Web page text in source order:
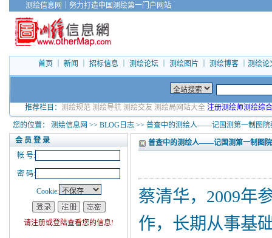
测绘信息网 努力打造中国测绘第一门户网站
首页 新闻 招标信息｜ 测绘论坛｜ 测绘图片 测绘博客｜ 测绘论
推荐栏目： 测绘规范 测绘导航 测绘交友 测绘局网站大全 注册测绘师测绘综
您的位置： 测绘信息网 >> BLOG日志 >> 普查中的测绘人——记国测第一制图院
会 员 登 录
帐 号:
密 码:
Cookie:
请注册或登陆查看您的信息!
普查中的测绘人——记国测第一制图
蔡清华，2009年
作，长期从事基